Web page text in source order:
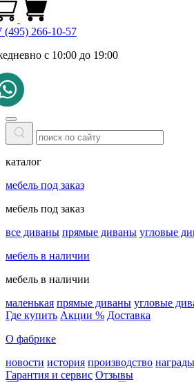
(495) 266-10-57
с 10:00 до 19:00
каталог
мебель под заказ
мебель под заказ
все диваны прямые диваны угловые
мебель в наличии
мебель в наличии
маленькая прямые диваны угловые
Где купить Акции % Доставка
О фабрике
новости история производство награды
Гарантия и сервис Отзывы